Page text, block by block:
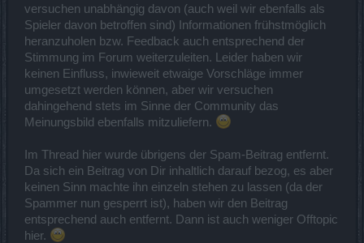
versuchen unabhängig davon (auch weil wir ebenfalls als
Spieler davon betroffen sind) Informationen frühstmöglich
heranzuholen bzw. Feedback auch entsprechend der
Stimmung im Forum weiterzuleiten. Leider haben wir
keinen Einfluss, inwieweit etwaige Vorschläge immer
umgesetzt werden können, aber wir versuchen
dahingehend stets im Sinne der Community das
Meinungsbild ebenfalls mitzuliefern.
Im Thread hier wurde übrigens der Spam-Beitrag entfernt.
Da sich ein Beitrag von Dir inhaltlich darauf bezog, es aber
keinen Sinn machte ihn einzeln stehen zu lassen (da der
Spammer nun gesperrt ist), haben wir den Beitrag
entsprechend auch entfernt. Dann ist auch weniger Offtopic
hier.